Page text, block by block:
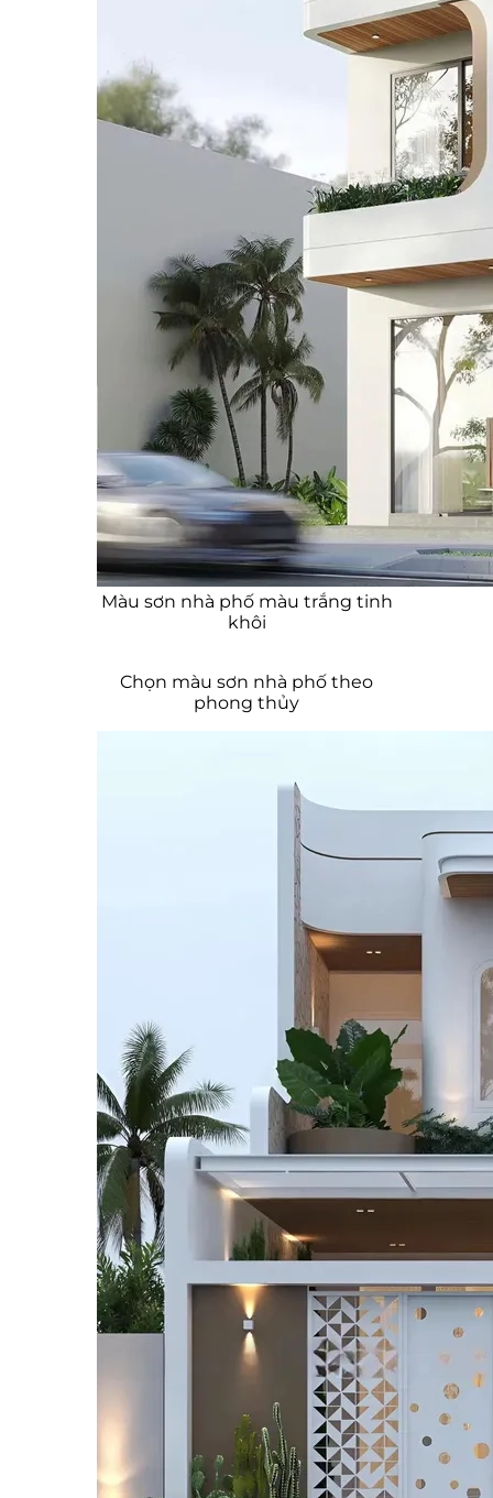
Màu sơn nhà phố tân cổ điển sang trọng
Màu sơn nhà ống ấn tượng
Màu sơn nhà phố 2 tầng
Màu sơn nhà phố màu trắng tinh
khôi